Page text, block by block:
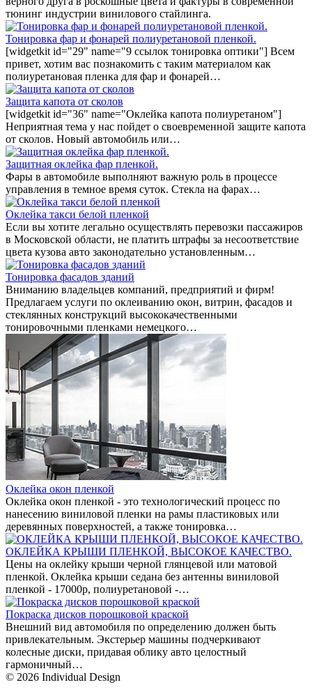
тюнинг индустрии винилового стайлинга.
Тонировка фар и фонарей полиуретановой пленкой.
[widgetkit id="29" name="9 ссылок тонировка оптики"] Всем
привет, хотим вас познакомить с таким материалом как
полиуретановая пленка для фар и фонарей…
Защита капота от сколов
[widgetkit id="36" name="Оклейка капота полиуретаном"]
Неприятная тема у нас пойдет о своевременной защите капота
от сколов. Новый автомобиль или…
Защитная оклейка фар пленкой.
Фары в автомобиле выполняют важную роль в процессе
управления в темное время суток. Стекла на фарах…
Оклейка такси белой пленкой
Если вы хотите легально осуществлять перевозки пассажиров
в Московской области, не платить штрафы за несоответствие
цвета кузова авто законодательно установленным…
Тонировка фасадов зданий
Вниманию владельцев компаний, предприятий и фирм!
Предлагаем услуги по оклеиванию окон, витрин, фасадов и
стеклянных конструкций высококачественными
тонировочными пленками немецкого…
Оклейка окон пленкой
Оклейка окон пленкой - это технологический процесс по
нанесению виниловой пленки на рамы пластиковых или
деревянных поверхностей, а также тонировка…
ОКЛЕЙКА КРЫШИ ПЛЕНКОЙ, ВЫСОКОЕ КАЧЕСТВО.
Цены на оклейку крыши черной глянцевой или матовой
пленкой. Оклейка крыши седана без антенны виниловой
пленкой - 17000р, полиуретановой -…
Покраска дисков порошковой краской
Внешний вид автомобиля по определению должен быть
привлекательным. Экстерьер машины подчеркивают
колесные диски, придавая облику авто целостный
гармоничный…
© 2026 Individual Design